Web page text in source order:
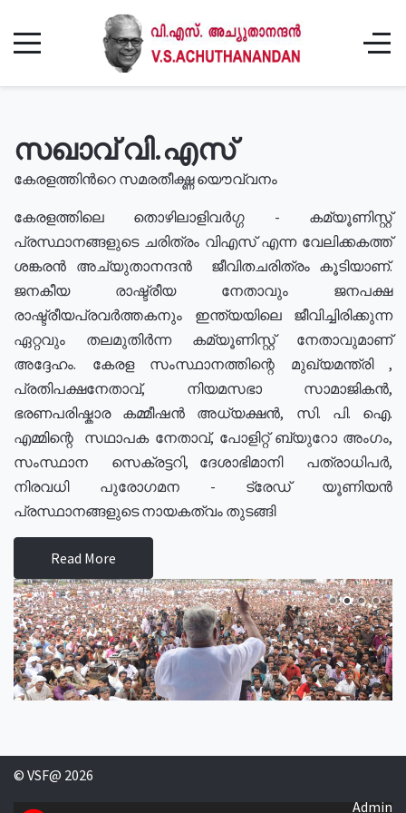
സഖാവ് വി.എസ്
കേരളത്തിൻറെ സമരതീക്ഷ്ണ യൌവ്വനം
കേരളത്തിലെ തൊഴിലാളിവർഗ്ഗ - കമ്യൂണിസ്റ്റ്
പ്രസ്ഥാനങ്ങളുടെ ചരിത്രം വിഎസ് എന്ന വേലിക്കകത്ത്
ശങ്കരൻ അച്യുതാനന്ദൻ ജീവിതചരിത്രം കൂടിയാണ്.
ജനകീയ രാഷ്ട്രീയ നേതാവും ജനപക്ഷ
രാഷ്ട്രീയപ്രവർത്തകനും ഇന്ത്യയിലെ ജീവിച്ചിരിക്കുന്ന
ഏറ്റവും തലമുതിർന്ന കമ്യൂണിസ്റ്റ് നേതാവുമാണ്
അദ്ദേഹം. കേരള സംസ്ഥാനത്തിന്റെ മുഖ്യമന്ത്രി ,
പ്രതിപക്ഷനേതാവ്, നിയമസഭാ സാമാജികൻ,
ഭരണപരിഷ്കാര കമ്മീഷൻ അധ്യക്ഷൻ, സി. പി. ഐ.
എമ്മിന്റെ സഥാപക നേതാവ്, പോളിറ്റ് ബ്യുറോ അംഗം,
സംസ്ഥാന സെക്രട്ടറി, ദേശാഭിമാനി പത്രാധിപർ,
നിരവധി പുരോഗമന - ട്രേഡ് യൂണിയൻ
പ്രസ്ഥാനങ്ങളുടെ നായകത്വം തുടങ്ങി
Read More
© VSF@ 2026
Admin